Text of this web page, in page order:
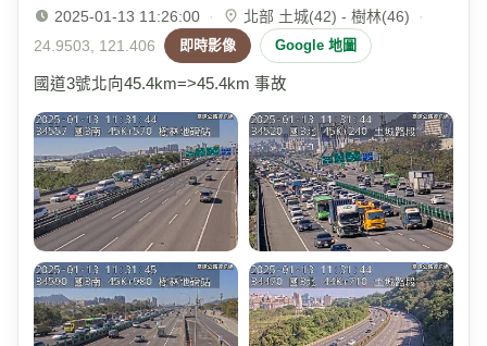
2025-01-13 11:26:00 · 北部 土城(42) - 樹林(46)
·
24.9503, 121.406
即時影像 Google 地圖
國道3號北向45.4km=>45.4km 事故